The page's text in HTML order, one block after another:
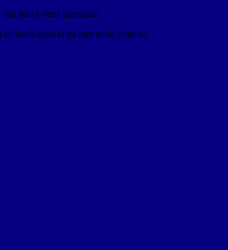
Irán y otras potencias.
cinco años ni en diez años. Nunca».